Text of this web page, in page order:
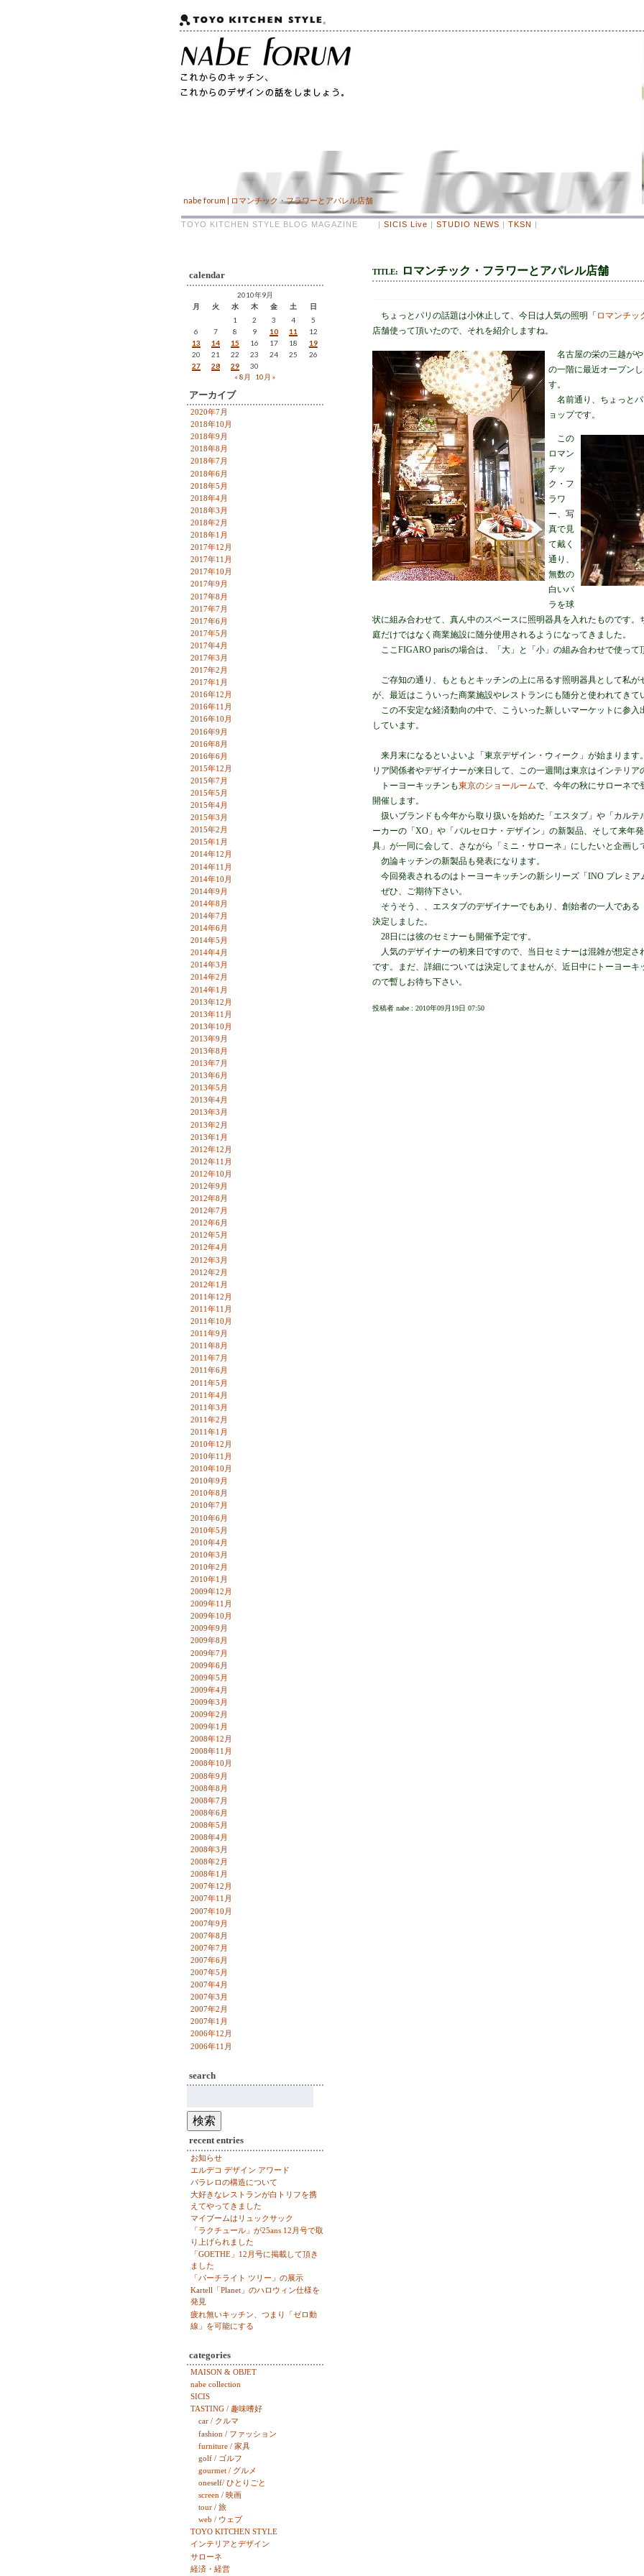
nabe forum | ロマンチック・フラワーとアパレル店舗
TOYO KITCHEN STYLE BLOG MAGAZINE | SICIS Live | STUDIO NEWS | TKSN |
calendar
2010年9月
月
火 水 木 金 土
日
1
2 3 4
5
6
7 8 9 10 11
12
13
14 15 16 17 18
19
20
21 22 23 24 25
26
27
28 29
30
« 8月
10月 »
アーカイブ
2020年7月
2018年10月
2018年9月
2018年8月
2018年7月
2018年6月
2018年5月
2018年4月
2018年3月
2018年2月
2018年1月
2017年12月
2017年11月
2017年10月
2017年9月
2017年8月
2017年7月
2017年6月
2017年5月
2017年4月
2017年3月
2017年2月
2017年1月
2016年12月
2016年11月
2016年10月
2016年9月
2016年8月
2016年6月
2015年12月
2015年7月
2015年5月
2015年4月
2015年3月
2015年2月
2015年1月
2014年12月
2014年11月
2014年10月
2014年9月
2014年8月
2014年7月
2014年6月
2014年5月
2014年4月
2014年3月
2014年2月
2014年1月
2013年12月
2013年11月
2013年10月
2013年9月
2013年8月
2013年7月
2013年6月
2013年5月
2013年4月
2013年3月
2013年2月
2013年1月
2012年12月
2012年11月
2012年10月
2012年9月
2012年8月
2012年7月
2012年6月
2012年5月
2012年4月
2012年3月
2012年2月
2012年1月
2011年12月
2011年11月
2011年10月
2011年9月
2011年8月
2011年7月
2011年6月
2011年5月
2011年4月
2011年3月
2011年2月
2011年1月
2010年12月
2010年11月
2010年10月
2010年9月
2010年8月
2010年7月
2010年6月
2010年5月
2010年4月
2010年3月
2010年2月
2010年1月
2009年12月
2009年11月
2009年10月
2009年9月
2009年8月
2009年7月
2009年6月
2009年5月
2009年4月
2009年3月
2009年2月
2009年1月
2008年12月
2008年11月
2008年10月
2008年9月
2008年8月
2008年7月
2008年6月
2008年5月
2008年4月
2008年3月
2008年2月
2008年1月
2007年12月
2007年11月
2007年10月
2007年9月
2007年8月
2007年7月
2007年6月
2007年5月
2007年4月
2007年3月
2007年2月
2007年1月
2006年12月
2006年11月
search
索:
検索
recent entries
お知らせ
エルデコ デザイン アワード
パラレロの構造について
大好きなレストランが白トリフを携
えてやってきました
マイブームはリュックサック
「ラクチュール」が25ans 12月号で取
り上げられました
「GOETHE」12月号に掲載して頂き
ました
「パーチライト ツリー」の展示
Kartell「Planet」のハロウィン仕様を
発見
疲れ無いキッチン、つまり「ゼロ動
線」を可能にする
categories
MAISON & OBJET
nabe collection
SICIS
TASTING / 趣味嗜好
car / クルマ
fashion / ファッション
furniture / 家具
golf / ゴルフ
gourmet / グルメ
oneself/ ひとりごと
screen / 映画
tour / 旅
web / ウェブ
TOYO KITCHEN STYLE
インテリアとデザイン
サローネ
経済・経営
TITLE: ロマンチック・フラワーとアパレル店舗
ちょっとパリの話題は小休止して、今日は人気の照明「 ロマンチッ
店舗使って頂いたので、それを紹介しますね。
名古屋の栄の三越がや
の一階に最近オープンし
す。
名前通り、ちょっと
ョップです。
この
ロマン
チッ
ク・フ
ラワ
ー、写
真で見
て戴く
通り、
無数の
白いバ
ラを球
状に組み合わせて、真ん中のスペースに照明器具を入れたものです。
庭だけではなく商業施設に随分使用されるようになってきました。
ここFIGARO parisの場合は、「大」と「小」の組み合わせで使って
ご存知の通り、もともとキッチンの上に吊るす照明器具として私が
が、最近はこういった商業施設やレストランにも随分と使われてきて
この不安定な経済動向の中で、こういった新しいマーケットに参入
しています。
来月末になるといよいよ「東京デザイン・ウィーク」が始まります
リア関係者やデザイナーが来日して、この一週間は東京はインテリア
トーヨーキッチンも東京のショールームで、今年の秋にサローネで
開催します。
扱いブランドも今年から取り扱いを始めた「エスタブ」や「カルテ
ーカーの「XO」や「バルセロナ・デザイン」の新製品、そして来年
具」が一同に会して、さながら「ミニ・サローネ」にしたいと企画し
勿論キッチンの新製品も発表になります。
今回発表されるのはトーヨーキッチンの新シリーズ「INO プレミア
ぜひ、ご期待下さい。
そうそう、、エスタブのデザイナーでもあり、創始者の一人である
決定しました。
28日には彼のセミナーも開催予定です。
人気のデザイナーの初来日ですので、当日セミナーは混雑が想定さ
です。まだ、詳細については決定してませんが、近日中にトーヨー
ので暫しお待ち下さい。
投稿者 nabe : 2010年09月19日 07:50